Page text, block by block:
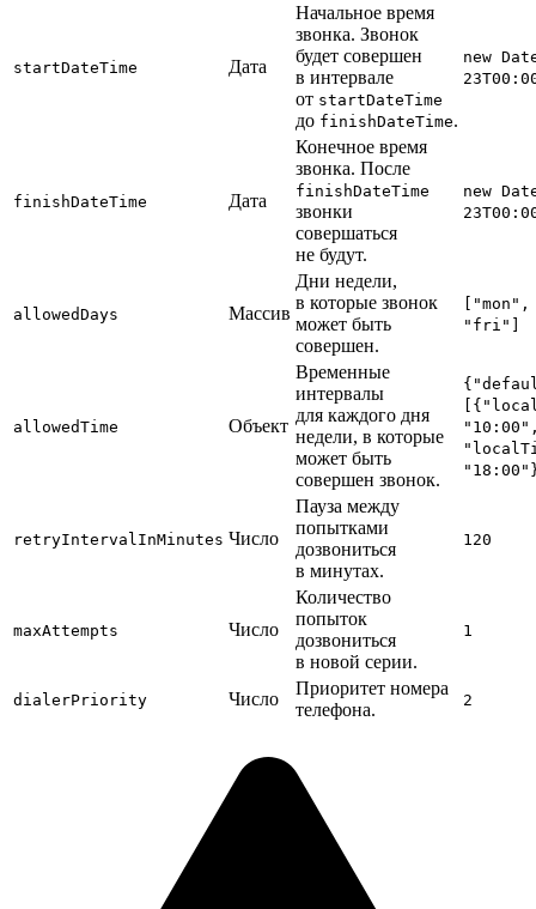
startDateTime Дата
Начальное время
звонка. Звонок
будет совершен
в интервале
от startDateTime
до finishDateTime.
new
finishDateTime Дата
Конечное время
звонка. После
finishDateTime
звонки
совершаться
не будут.
new
allowedDays Массив
Дни недели,
в которые звонок
может быть
совершен.
"fri"]
allowedTime Объект
Временные
интервалы
для каждого дня
недели, в которые
может быть
совершен звонок.
retryIntervalInMinutes Число
Пауза между
попытками
дозвониться
в минутах.
120
maxAttempts Число
Количество
попыток
дозвониться
в новой серии.
1
dialerPriority Число
Приоритет номера
телефона.
2